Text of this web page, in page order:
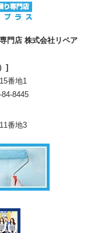
門店 株式会社リペア
]
番地1
8445
番地3